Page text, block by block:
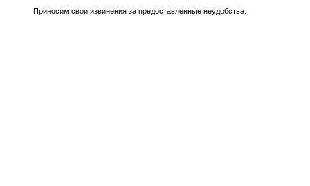
Приносим свои извинения за предоставленные неудобства.